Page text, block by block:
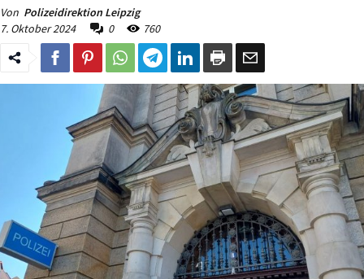
Von Polizeidirektion Leipzig
7. Oktober 2024
0 760